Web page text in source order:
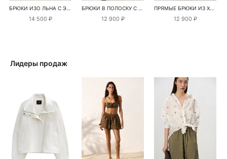
БРЮКИ ИЗО ЛЬНА С ЭТНИЧЕСКИМ УЗОРОМ
14 500 ₽
БРЮКИ В ПОЛОСКУ С КРУЖЕВОМ И ПАЙЕТКАМИ
12 900 ₽
ПРЯМЫЕ БРЮКИ ИЗ ХЛОПКА В ПОЛОСКУ
12 900 ₽
Лидеры продаж